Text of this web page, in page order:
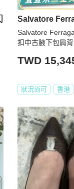
Salvatore
Salvatore
扣中古腋下包肩
TWD
狀況尚可 香港